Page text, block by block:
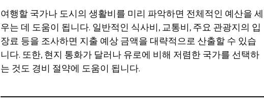
여행할 국가나 도시의 생활비를 미리 파악하면 전체적인 예산을 세
우는 데 도움이 됩니다. 일반적인 식사비, 교통비, 주요 관광지의 입
장료 등을 조사하면 지출 예상 금액을 대략적으로 산출할 수 있습
니다. 또한, 현지 통화가 달러나 유로에 비해 저렴한 국가를 선택하
는 것도 경비 절약에 도움이 됩니다.